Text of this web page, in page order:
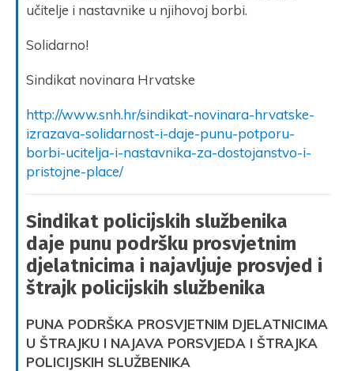
učitelje i nastavnike u njihovoj borbi.
Solidarno!
Sindikat novinara Hrvatske
http://www.snh.hr/sindikat-novinara-hrvatske-
izrazava-solidarnost-i-daje-punu-potporu-
borbi-ucitelja-i-nastavnika-za-dostojanstvo-i-
pristojne-place/
Sindikat policijskih službenika
daje punu podršku prosvjetnim
djelatnicima i najavljuje prosvjed i
štrajk policijskih službenika
PUNA PODRŠKA PROSVJETNIM DJELATNICIMA
U ŠTRAJKU I NAJAVA PORSVJEDA I ŠTRAJKA
POLICIJSKIH SLUŽBENIKA